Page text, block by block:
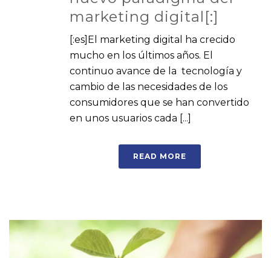
marketing digital[:]
[:es]El marketing digital ha crecido
mucho en los últimos años. El
continuo avance de la tecnología y
cambio de las necesidades de los
consumidores que se han convertido
en unos usuarios cada [...]
READ MORE